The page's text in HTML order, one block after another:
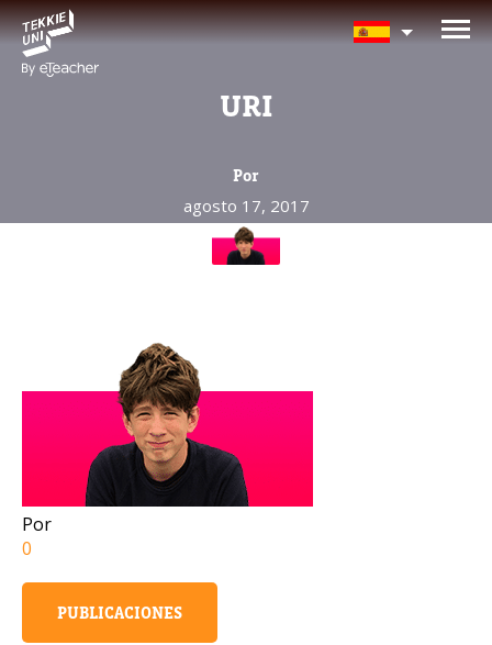
URI
Por
agosto 17, 2017
Por
0
PUBLICACIONES
¿Te interesan nuestros
Nombre completo del padre/madre
La edad de su hijo/a
La edad de su hijo/a
Correo electrónico del padre/madre
Número de celular